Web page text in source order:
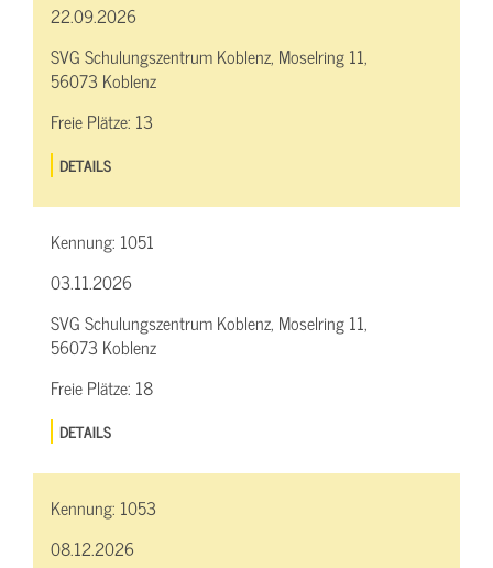
22.09.2026
SVG Schulungszentrum Koblenz, Moselring 11,
56073 Koblenz
Freie Plätze: 13
DETAILS
Kennung: 1051
03.11.2026
SVG Schulungszentrum Koblenz, Moselring 11,
56073 Koblenz
Freie Plätze: 18
DETAILS
Kennung: 1053
08.12.2026